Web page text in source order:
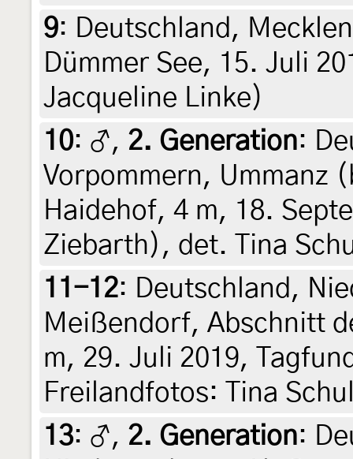
9: Deutschland,
Dümmer See, 15. Juli
Jacqueline Linke)
10: ♂, 2. Generation:
Vorpommern, Ummanz
Haidehof, 4 m, 18.
Ziebarth), det. Tina
11-12: Deutschland,
Meißendorf, Abschnitt
m, 29. Juli 2019,
Freilandfotos: Tina
13: ♂, 2. Generation: